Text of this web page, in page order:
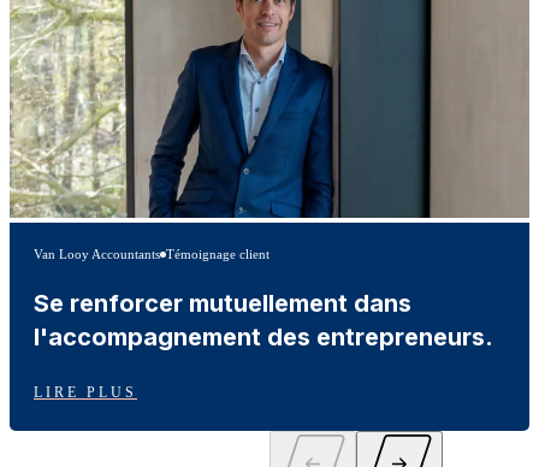
Van Looy Accountants Témoignage client
Se renforcer mutuellement dans
l'accompagnement des entrepreneurs.
LIRE PLUS